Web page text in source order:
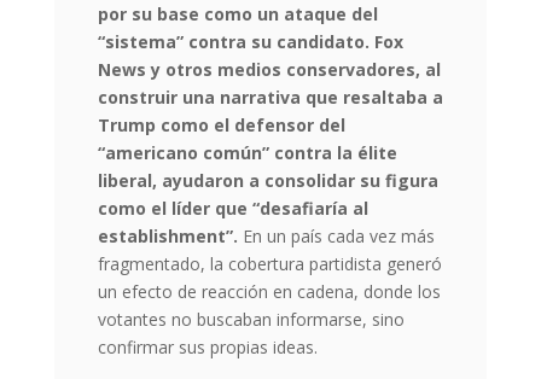
por su base como un ataque del
“sistema” contra su candidato. Fox
News y otros medios conservadores, al
construir una narrativa que resaltaba a
Trump como el defensor del
“americano común” contra la élite
liberal, ayudaron a consolidar su figura
como el líder que “desafiaría al
establishment”. En un país cada vez más
fragmentado, la cobertura partidista generó
un efecto de reacción en cadena, donde los
votantes no buscaban informarse, sino
confirmar sus propias ideas.